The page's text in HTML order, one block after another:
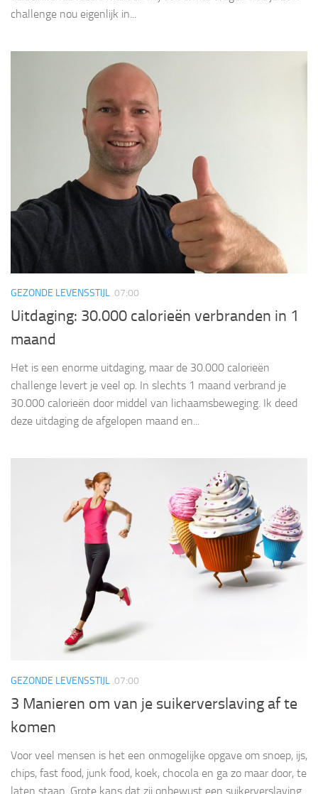
challenge nou eigenlijk in...
GEZONDE LEVENSSTIJL 07:00
Uitdaging: 30.000 calorieën verbranden in 1
maand
Het is een enorme uitdaging, maar de 30.000 calorieën
challenge levert je veel op. In slechts 1 maand verbrand je
30.000 calorieën door middel van lichaamsbeweging. Ik deed
deze uitdaging de afgelopen maand en...
GEZONDE LEVENSSTIJL 07:00
3 Manieren om van je suikerverslaving af te
komen
Voor veel mensen is het een onmogelijke opgave om snoep, ijs,
chips, fast food, junk food, koek, chocola en ga zo maar door, te
laten staan. Grote kans dat zij onbewust een suikerverslaving